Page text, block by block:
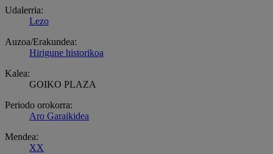
Udalerria:
Lezo
Auzoa/Erakundea:
Hirigune historikoa
Kalea:
GOIKO PLAZA
Periodo orokorra:
Aro Garaikidea
Mendea:
XX